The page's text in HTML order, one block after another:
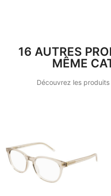
16 AUTRES
MÊME
Découvrez les